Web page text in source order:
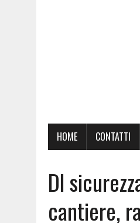
HOME CONTATTI
Dl
cantiere,